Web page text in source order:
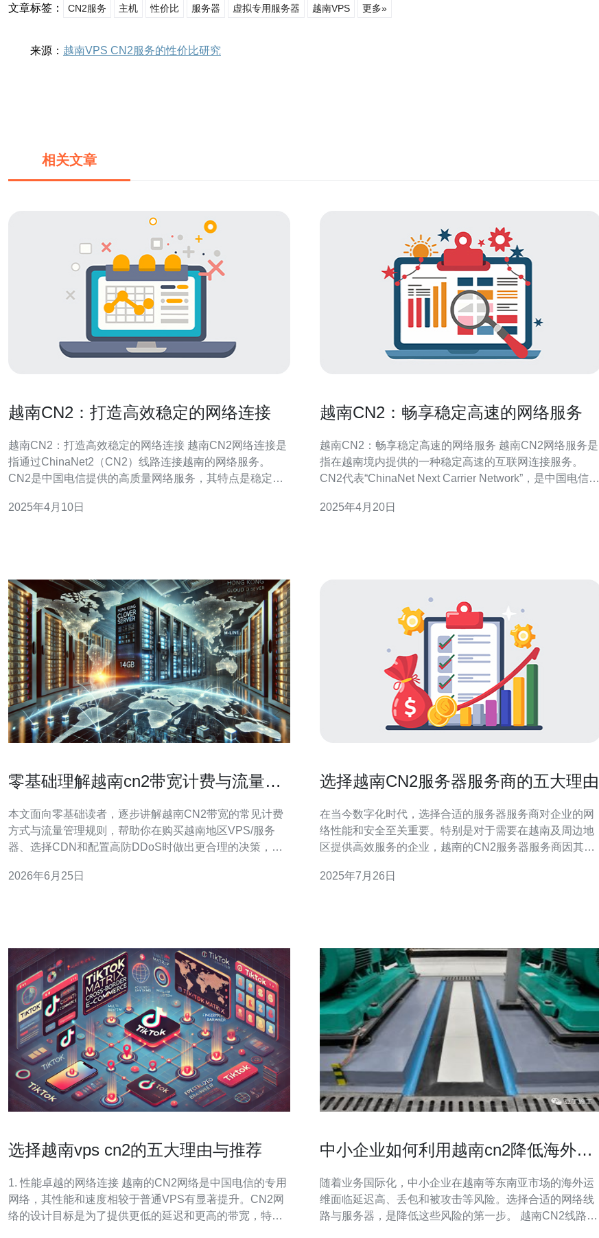
文章标签： CN2服务 主机 性价比 服务器 虚拟专用服务器 越南VPS 更多»
来源： 越南VPS CN2服务的性价比研究
相关文章
越南CN2：打造高效稳定的网络连接
越南CN2：打造高效稳定的网络连接 越南CN2网络连接是
指通过ChinaNet2（CN2）线路连接越南的网络服务。
CN2是中国电信提供的高质量网络服务，其特点是稳定、
南地区用户首选的网络服务。 越南CN2网络连接具有以下
2025年4月10日
越南CN2：畅享稳定高速的网络服务
越南CN2：畅享稳定高速的网络服务 越南CN2网络服务是
指在越南境内提供的一种稳定高速的互联网连接服务。
CN2代表“ChinaNet Next Carrier Network”，是中国电信推
的CN2国际骨干网络，通过直连线路提供高品质、低延迟
2025年4月20日
零基础理解越南cn2带宽计费与流量管
本文面向零基础读者，逐步讲解越南CN2带宽的常见计费
方式与流量管理规则，帮助你在购买越南地区VPS/服务
器、选择CDN和配置高防DDoS时做出更合理的决策，避
是中国电信的优质骨干网络，通常提供更稳定的国际出口
2026年6月25日
选择越南CN2服务器服务商的五大理由
在当今数字化时代，选择合适的服务器服务商对企业的网
络性能和安全至关重要。特别是对于需要在越南及周边地
区提供高效服务的企业，越南的CN2服务器服务商因其优
探讨选择越南CN2服务器服务商的五大理由，帮助企业更
2025年7月26日
选择越南vps cn2的五大理由与推荐
1. 性能卓越的网络连接 越南的CN2网络是中国电信的专用
网络，其性能和速度相较于普通VPS有显著提升。CN2网
络的设计目标是为了提供更低的延迟和更高的带宽，特别
中小企业如何利用越南cn2降低海外运
随着业务国际化，中小企业在越南等东南亚市场的海外运
维面临延迟高、丢包和被攻击等风险。选择合适的网络线
路与服务器，是降低这些风险的第一步。 越南CN2线路通